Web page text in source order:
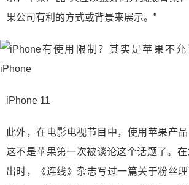
果公司有利的方式或背景来展示。”
iPhone 11
此外，在电影电视节目中，使用苹果产品
这不是苹果第一次被谈论这个话题了。
出时，《连线》杂志写过一篇关于粉丝